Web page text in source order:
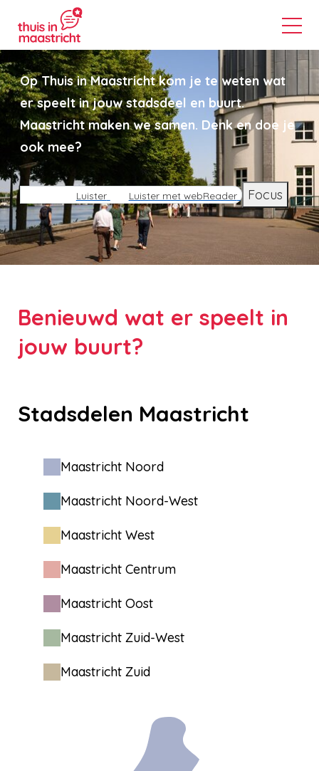
Op Thuis in Maastricht kom je te weten wat
er speelt in jouw stadsdeel en buurt.
Maastricht maken we samen. Denk en doe je
ook mee?
Luister Luister met webReader Focus
Benieuwd wat er speelt in
jouw buurt?
Stadsdelen Maastricht
Maastricht Noord
Maastricht Noord-West
Maastricht West
Maastricht Centrum
Maastricht Oost
Maastricht Zuid-West
Maastricht Zuid